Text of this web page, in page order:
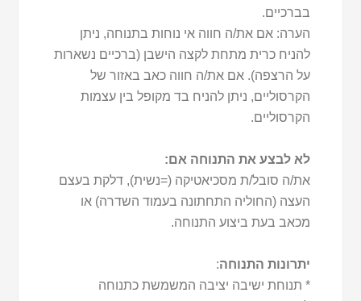
בברכיים.
הערה: אם את/ה חווה אי נוחות בתנוחה, ניתן
להניח כרית מתחת לקצה הישבן (ברכיים נשארות
על הרצפה). אם את/ה חווה כאב באזור של
הקרסוליים, ניתן להניח בד מקופל בין עצמות
הקרסוליים.
לא לבצע את התנוחה אם:
את/ה סובל/ת מסכיאטיקה (=נשית), דלקת בעצם
העצה (החוליה התחתונה בעמוד השדרה) או
מכאב בעת ביצוע התנוחה.
יתרונות התנוחה:
* תנוחת ישיבה יציבה המשמשת כתנוחה